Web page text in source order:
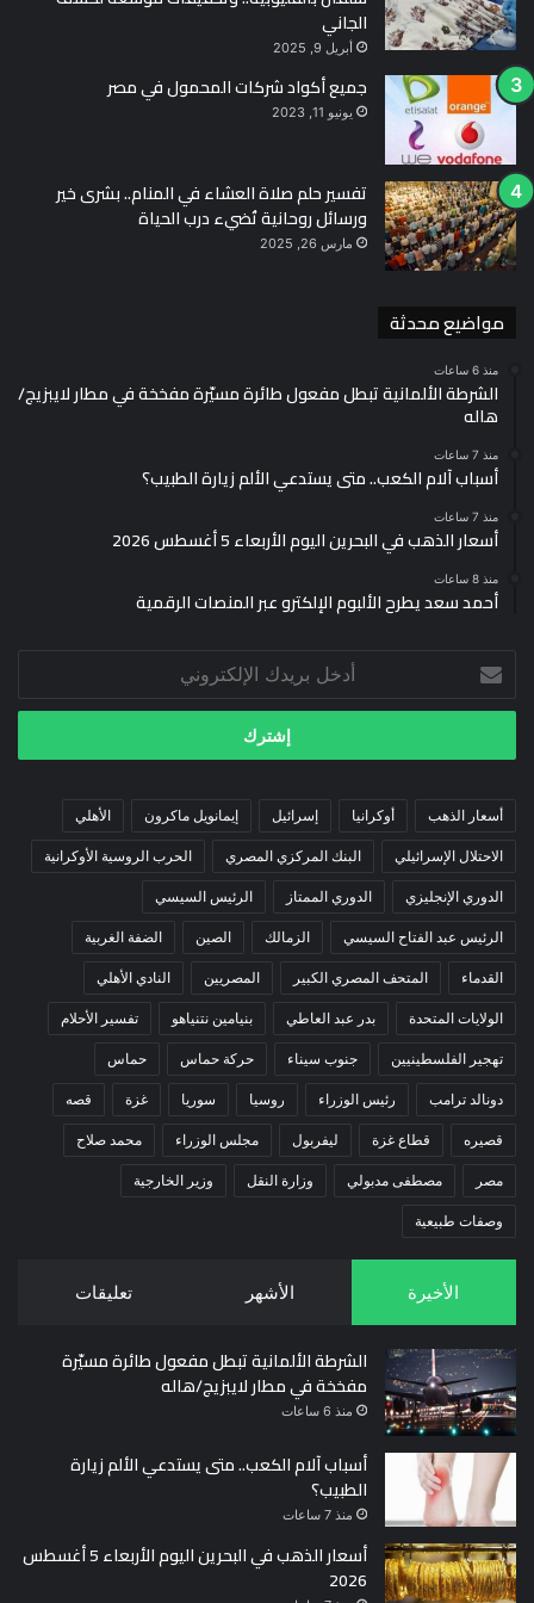
الجاني
أبريل 9, 2025
جميع أكواد شركات المحمول في مصر
يونيو 11, 2023
تفسير حلم صلاة العشاء في المنام.. بشرى خير
ورسائل روحانية تُضيء درب الحياة
مارس 26, 2025
مواضيع محدثة
منذ 6 ساعات
الشرطة الألمانية تبطل مفعول طائرة مسيّرة مفخخة في مطار لايبزيج/
هاله
منذ 7 ساعات
أسباب آلام الكعب.. متى يستدعي الألم زيارة الطبيب؟
منذ 7 ساعات
أسعار الذهب في البحرين اليوم الأربعاء 5 أغسطس 2026
منذ 8 ساعات
أحمد سعد يطرح الألبوم الإلكترو عبر المنصات الرقمية
بريدك
الإلكتروني
أسعار الذهب أوكرانيا إسرائيل إيمانويل ماكرون الأهلي
الاحتلال الإسرائيلي البنك المركزي المصري الحرب الروسية الأوكرانية
الدوري الإنجليزي الدوري الممتاز الرئيس السيسي
الرئيس عبد الفتاح السيسي الزمالك الصين الضفة الغربية
القدماء المتحف المصري الكبير المصريين النادي الأهلي
الولايات المتحدة بدر عبد العاطي بنيامين نتنياهو تفسير الأحلام
تهجير الفلسطينيين جنوب سيناء حركة حماس حماس
دونالد ترامب رئيس الوزراء روسيا سوريا غزة قصه
قصيره قطاع غزة ليفربول مجلس الوزراء محمد صلاح
مصر مصطفى مدبولي وزارة النقل وزير الخارجية
وصفات طبيعية
الأخيرة الأشهر تعليقات
الشرطة الألمانية تبطل مفعول طائرة مسيّرة
مفخخة في مطار لايبزيج/هاله
منذ 6 ساعات
أسباب آلام الكعب.. متى يستدعي الألم زيارة
الطبيب؟
منذ 7 ساعات
أسعار الذهب في البحرين اليوم الأربعاء 5 أغسطس
2026